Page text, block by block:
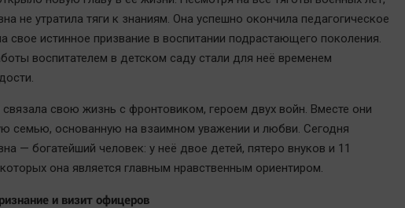
не утратила тяги к знаниям. Она успешно окончила педагогическое
свое истинное призвание в воспитании подрастающего поколения.
воспитателем в детском саду стали для неё временем
связала свою жизнь с фронтовиком, героем двух войн. Вместе они
семью, основанную на взаимном уважении и любви. Сегодня
— богатейший человек: у неё двое детей, пятеро внуков и 11
она является главным нравственным ориентиром.
и визит офицеров